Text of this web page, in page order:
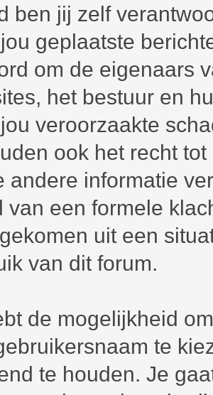
ben jij zelf
geplaatste
om de eigenaars
het bestuur en
veroorzaakte
ook het recht
andere informatie
van een formele
uit een
van dit forum.
de mogelijkheid
te
te houden. Je